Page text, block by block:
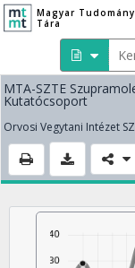
Magyar
Tára
MTA-SZTE
Kutatócsoport
Orvosi Vegytani Intézet